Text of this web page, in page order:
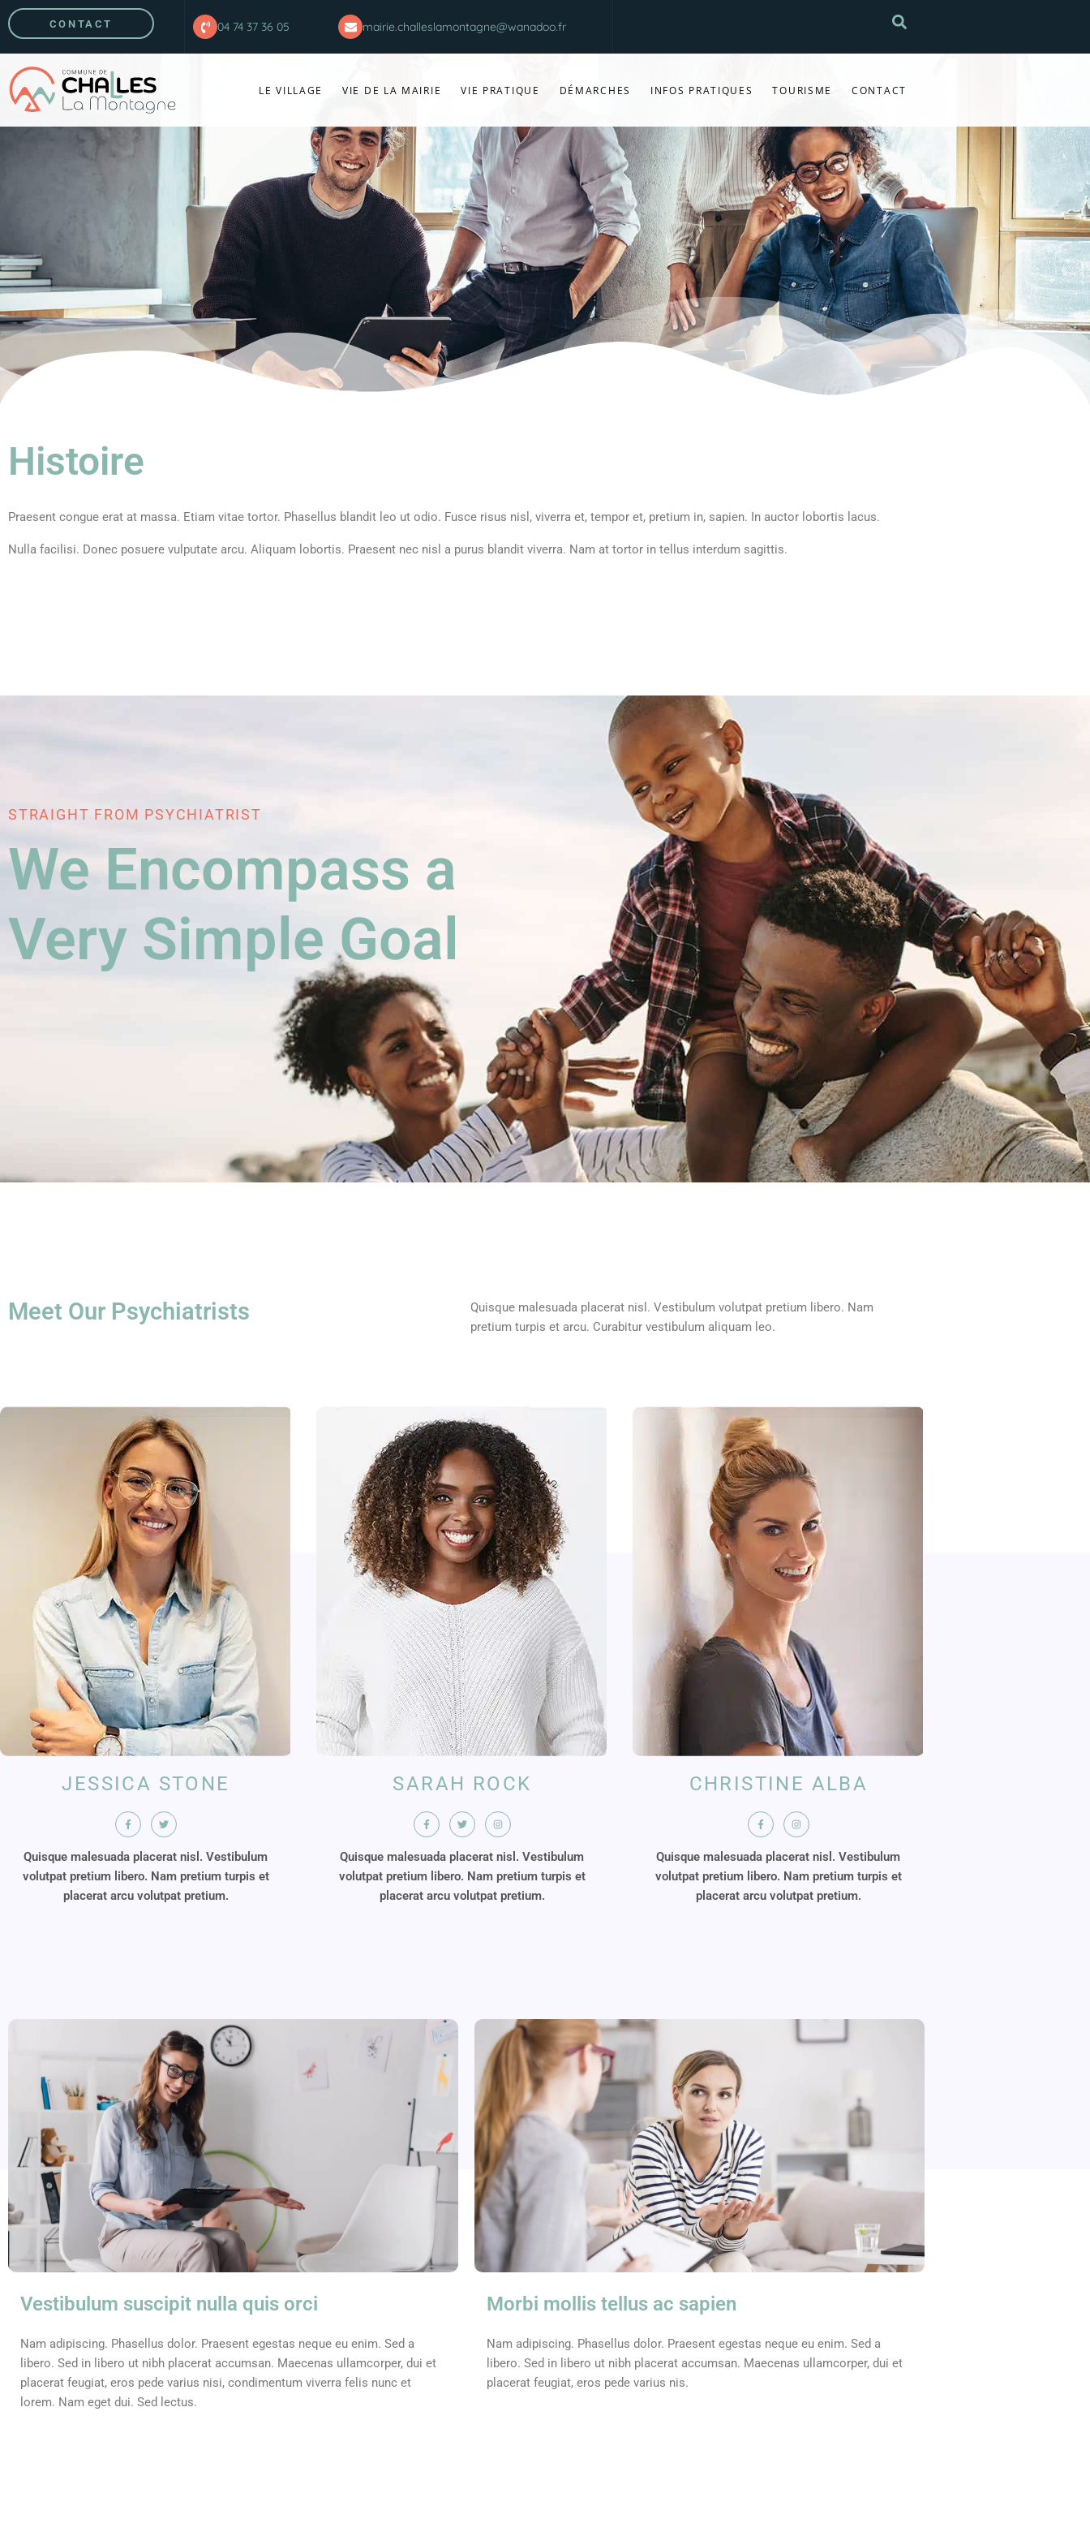
CONTACT 04 74 37 36 05 mairie.challeslamontagne@wanadoo.fr
LE VILLAGE VIE DE LA MAIRIE VIE PRATIQUE DÉMARCHES INFOS PRATIQUES TOURISME CONTACT
Histoire
Praesent congue erat at massa. Etiam vitae tortor. Phasellus blandit leo ut odio. Fusce risus nisl, viverra et, tempor et, pretium in, sapien. In auctor lobortis lacus.
Nulla facilisi. Donec posuere vulputate arcu. Aliquam lobortis. Praesent nec nisl a purus blandit viverra. Nam at tortor in tellus interdum sagittis.
STRAIGHT FROM PSYCHIATRIST
We Encompass a
Very Simple Goal
Meet Our Psychiatrists
Quisque malesuada placerat nisl. Vestibulum volutpat pretium libero. Nam
pretium turpis et arcu. Curabitur vestibulum aliquam leo.
JESSICA STONE
Quisque malesuada placerat nisl. Vestibulum
volutpat pretium libero. Nam pretium turpis et
placerat arcu volutpat pretium.
SARAH ROCK
Quisque malesuada placerat nisl. Vestibulum
volutpat pretium libero. Nam pretium turpis et
placerat arcu volutpat pretium.
CHRISTINE ALBA
Quisque malesuada placerat nisl. Vestibulum
volutpat pretium libero. Nam pretium turpis et
placerat arcu volutpat pretium.
Vestibulum suscipit nulla quis orci
Nam adipiscing. Phasellus dolor. Praesent egestas neque eu enim. Sed a
libero. Sed in libero ut nibh placerat accumsan. Maecenas ullamcorper, dui et
placerat feugiat, eros pede varius nisi, condimentum viverra felis nunc et
lorem. Nam eget dui. Sed lectus.
Morbi mollis tellus ac sapien
Nam adipiscing. Phasellus dolor. Praesent egestas neque eu enim. Sed a
libero. Sed in libero ut nibh placerat accumsan. Maecenas ullamcorper, dui et
placerat feugiat, eros pede varius nis.